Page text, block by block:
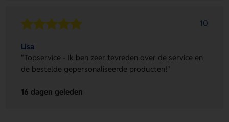
10
Lisa
"Topservice - Ik ben zeer tevreden over de service en
de bestelde gepersonaliseerde producten!"
16 dagen geleden